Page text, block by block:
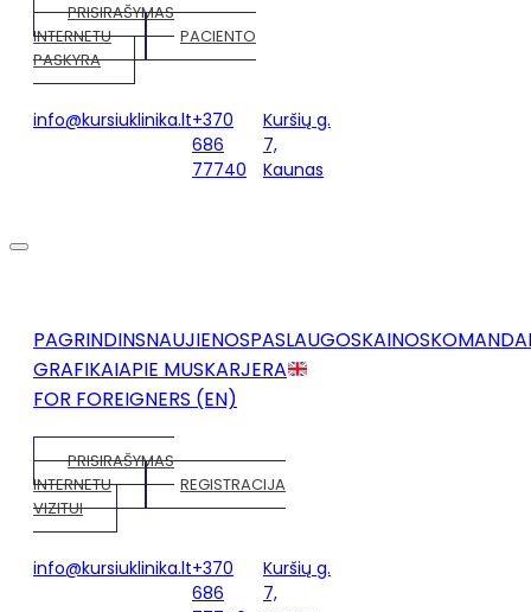
PRISIRAŠYMAS
INTERNETU
PACIENTO
PASKYRA
info@kursiuklinika.lt+370
686
77740
Kuršių g.
7,
Kaunas
PAGRINDINSNAUJIENOSPASLAUGOSKAINOSKOMANDA
GRAFIKAIAPIE MUSKARJERA
FOR FOREIGNERS (EN)
PRISIRAŠYMAS
INTERNETU
REGISTRACIJA
VIZITUI
info@kursiuklinika.lt+370
686
Kuršių g.
7,